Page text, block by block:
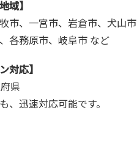
域】
市、一宮市、岩倉市、犬山
各務原市、岐阜市 など
対応】
県
、迅速対応可能です。